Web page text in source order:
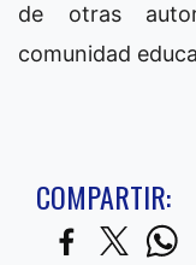
de otras
comunidad
COMPARTIR: